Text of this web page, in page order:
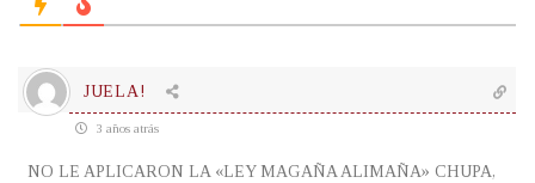
JUELA!
3 años atrás
NO LE APLICARON LA «LEY MAGAÑA ALIMAÑA» CHUPA,